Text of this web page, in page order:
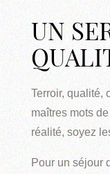
UN
Terroir, qualité,
maîtres mots
réalité, soyez
Pour un séjour